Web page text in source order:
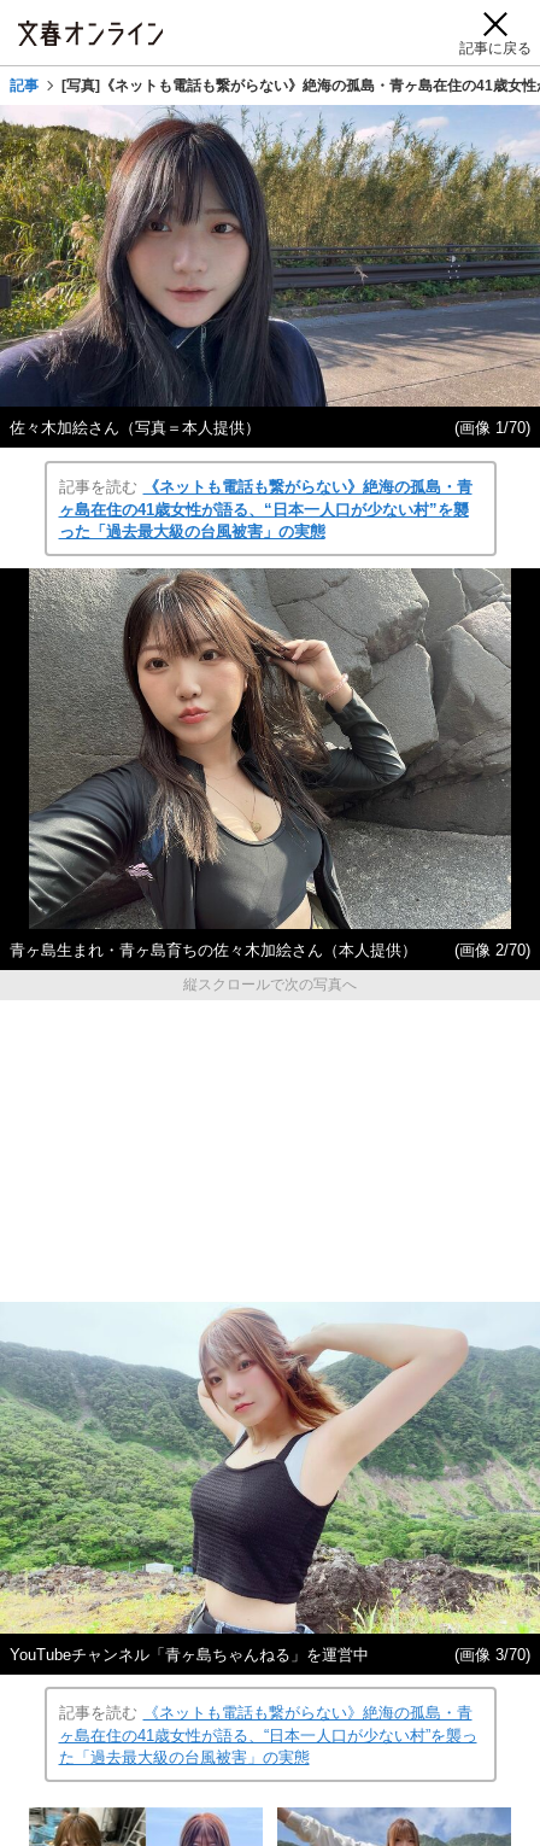
記事に戻る
記事 [写真]《ネットも電話も繋がらない》絶海の孤島・青ヶ島在住の41歳女
佐々木加絵さん（写真＝本人提供） (画像 1/70)
記事を読む
《ネットも電話も繋がらない》絶海の孤島・青
ヶ島在住の41歳女性が語る、“日本一人口が少ない村”を襲
った「過去最大級の台風被害」の実態
青ヶ島生まれ・青ヶ島育ちの佐々木加絵さん（本人提供）
(画像 2/70)
縦スクロールで次の写真へ
YouTubeチャンネル「青ヶ島ちゃんねる」を運営中 (画像 3/70)
記事を読む
《ネットも電話も繋がらない》絶海の孤島・青
ヶ島在住の41歳女性が語る、“日本一人口が少ない村”を襲っ
た「過去最大級の台風被害」の実態